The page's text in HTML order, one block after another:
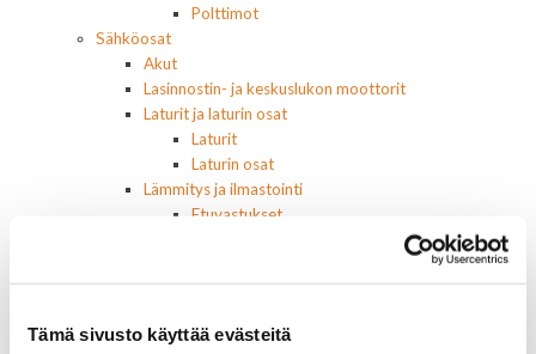
Tämä sivusto käyttää evästeitä
Polttimot
Sähköosat
Akut
Lasinnostin- ja keskuslukon moottorit
Laturit ja laturin osat
Laturit
Laturin osat
Lämmitys ja ilmastointi
Etuvastukset
Käyttöpaneelit / kytkimet
Ilmastoinnin osat